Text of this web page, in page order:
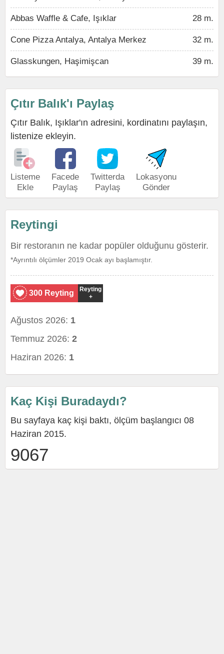
Abbas Waffle & Cafe, Işıklar 28 m.
Cone Pizza Antalya, Antalya Merkez 32 m.
Glasskungen, Haşimişcan 39 m.
Çıtır Balık'ı Paylaş
Çıtır Balık, Işıklar'ın adresini, kordinatını paylaşın,
listenize ekleyin.
Listeme
Ekle
Facede
Paylaş
Twitterda
Paylaş
Lokasyonu
Gönder
Reytingi
Bir restoranın ne kadar popüler olduğunu gösterir.
*Ayrıntılı ölçümler 2019 Ocak ayı başlamıştır.
300 Reyting
Reyting
+
Ağustos 2026: 1
Temmuz 2026: 2
Haziran 2026: 1
Kaç Kişi Buradaydı?
Bu sayfaya kaç kişi baktı, ölçüm başlangıcı 08
Haziran 2015.
9067